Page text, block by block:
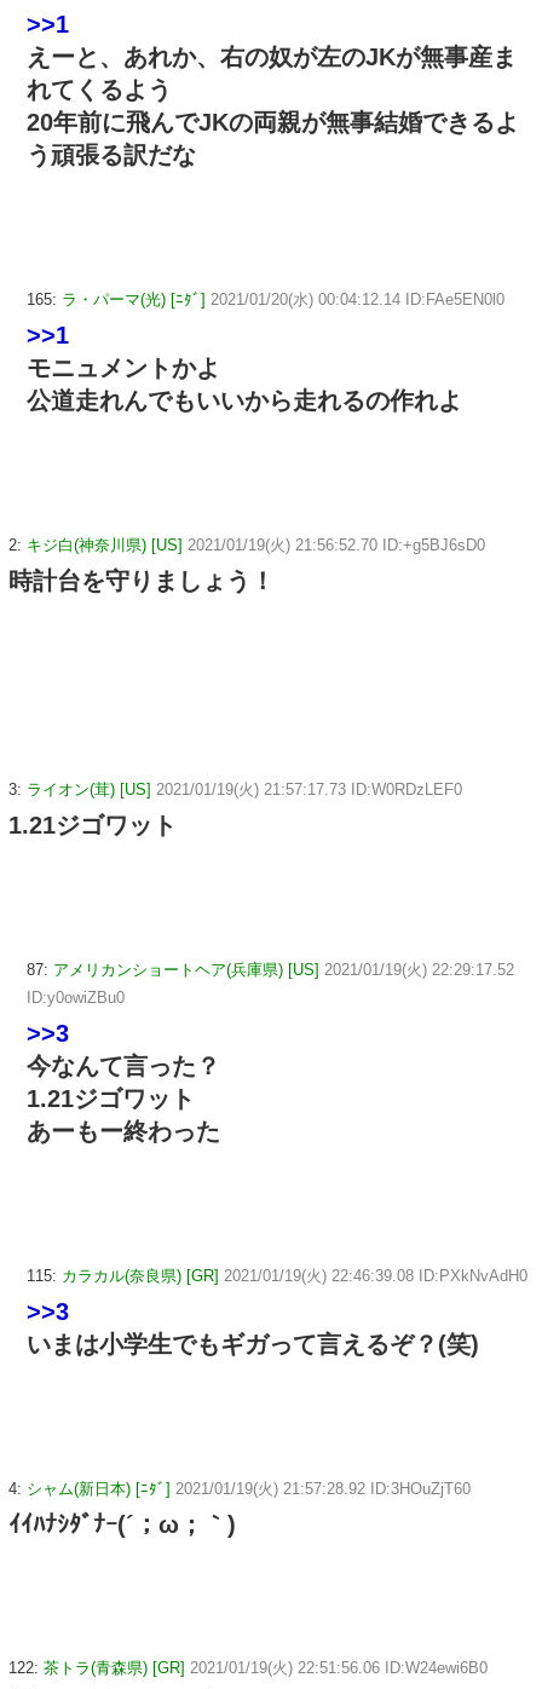
>>1
えーと、あれか、右の奴が左のJKが無事産ま
れてくるよう
20年前に飛んでJKの両親が無事結婚できるよ
う頑張る訳だな
165: ラ・パーマ(光) [ﾆﾀﾞ] 2021/01/20(水) 00:04:12.14 ID:FAe5EN0l0
>>1
モニュメントかよ
公道走れんでもいいから走れるの作れよ
2: キジ白(神奈川県) [US] 2021/01/19(火) 21:56:52.70 ID:+g5BJ6sD0
時計台を守りましょう！
3: ライオン(茸) [US] 2021/01/19(火) 21:57:17.73 ID:W0RDzLEF0
1.21ジゴワット
87: アメリカンショートヘア(兵庫県) [US] 2021/01/19(火) 22:29:17.52
ID:y0owiZBu0
>>3
今なんて言った？
1.21ジゴワット
あーもー終わった
115: カラカル(奈良県) [GR] 2021/01/19(火) 22:46:39.08 ID:PXkNvAdH0
>>3
いまは小学生でもギガって言えるぞ？(笑)
4: シャム(新日本) [ﾆﾀﾞ] 2021/01/19(火) 21:57:28.92 ID:3HOuZjT60
ｲｲﾊﾅｼﾀﾞﾅｰ(´；ω；｀)
122: 茶トラ(青森県) [GR] 2021/01/19(火) 22:51:56.06 ID:W24ewi6B0